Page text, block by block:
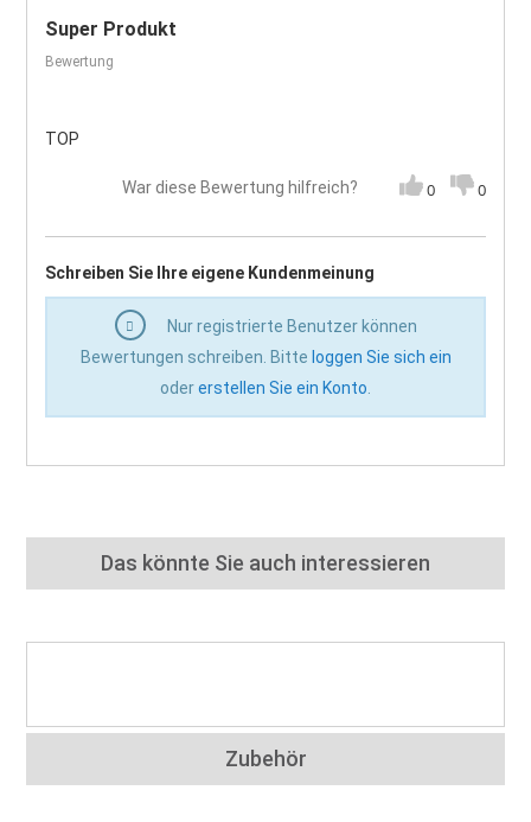
Super Produkt
Bewertung
TOP
War diese Bewertung hilfreich? 0 0
Schreiben Sie Ihre eigene Kundenmeinung
Nur registrierte Benutzer können
Bewertungen schreiben. Bitte loggen Sie sich ein
odererstellen Sie ein Konto.
Das könnte Sie auch interessieren
Zubehör